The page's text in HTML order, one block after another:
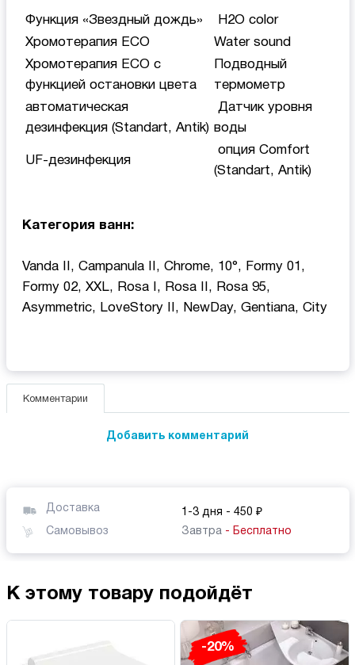
Функция «Звездный дождь»
H2O color
Хромотерапия ECO
Water sound
Хромотерапия ECO с
функцией остановки цвета
Подводный
термометр
автоматическая
дезинфекция (Standart, Antik)
Датчик уровня
воды
UF-дезинфекция
опция Comfort
(Standart, Antik)
Категория ванн:
Vanda II, Campanula II, Chrome, 10°, Formy 01,
Formy 02, XXL, Rosa I, Rosa II, Rosa 95,
Asymmetric, LoveStory II, NewDay, Gentiana, Сity
Комментарии
Добавить комментарий
Доставка 1-3 дня - 450 ₽
Самовывоз
Завтра - Бесплатно
К этому товару подойдёт
-20%